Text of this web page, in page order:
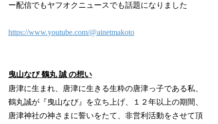
ー配信でもヤフオクニュースでも話題になりました
https://www.youtube.com/@ainetmakoto
曳山なび 鶴丸 誠 の想い
唐津に生まれ、唐津に生きる生粋の唐津っ子である私、
鶴丸誠が『曳山なび』を立ち上げ、１２年以上の期間、
唐津神社の神さまに誓いをたて、非営利活動をさせて頂